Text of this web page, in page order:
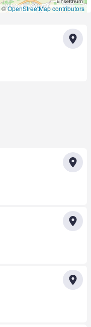
©OpenStreetMap contributors